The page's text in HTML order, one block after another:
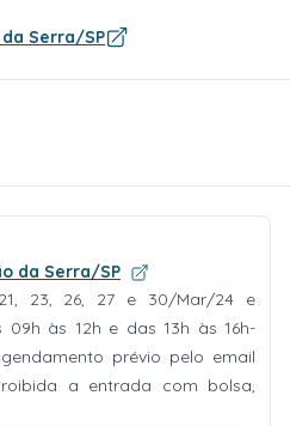
Serra/SP
da Serra/SP
23, 26, 27 e 30/Mar/24 e
às 12h e das 13h às 16h-
prévio pelo email
a entrada com bolsa,